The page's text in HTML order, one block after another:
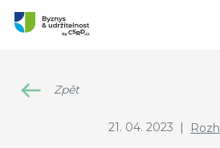
Zpět
21. 04. 2023 |